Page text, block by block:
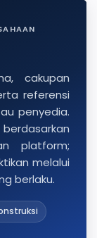
cakupan
referensi
penyedia.
platform;
melalui
berlaku.